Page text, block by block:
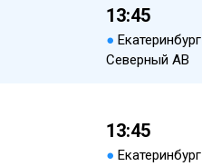
13:45
● Екатеринбург
Северный АВ
13:45
● Екатеринбург